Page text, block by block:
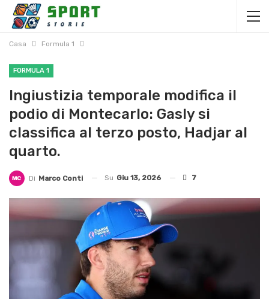
Casa Formula 1
FORMULA 1
Ingiustizia temporale modifica il
podio di Montecarlo: Gasly si
classifica al terzo posto, Hadjar al
quarto.
Di Marco Conti Su Giu 13, 2026 7